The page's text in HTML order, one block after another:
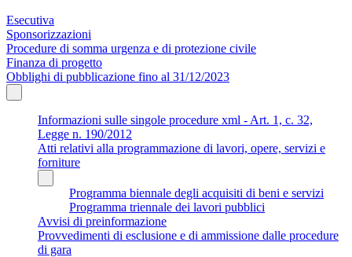
Esecutiva
Sponsorizzazioni
Procedure di somma urgenza e di protezione civile
Finanza di progetto
Obblighi di pubblicazione fino al 31/12/2023
Informazioni sulle singole procedure xml - Art. 1, c. 32,
Legge n. 190/2012
Atti relativi alla programmazione di lavori, opere, servizi e
forniture
Programma biennale degli acquisiti di beni e servizi
Programma triennale dei lavori pubblici
Avvisi di preinformazione
Provvedimenti di esclusione e di ammissione dalle procedure
di gara